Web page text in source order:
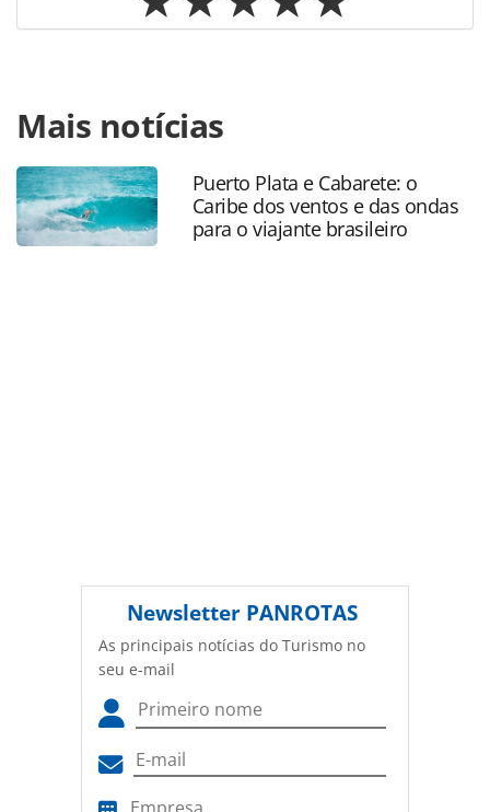
https://www.panrotas.com.br/destinos/alternativo/2026/
ganha-rota-turistica-da-fe-com-13-atrativos-espalhados-
pelo-estado_229860.html ou as ferramentas oferecidas na
página. Todo o conteúdo produzido pela PANROTAS
Editora é protegido pela legislação brasileira sobre direito
autoral. Não reproduza o conteúdo sem autorização da
Mais notícias
Puerto Plata e Cabarete: o
Caribe dos ventos e das ondas
para o viajante brasileiro
Newsletter PANROTAS
As principais notícias do Turismo no
seu e-mail